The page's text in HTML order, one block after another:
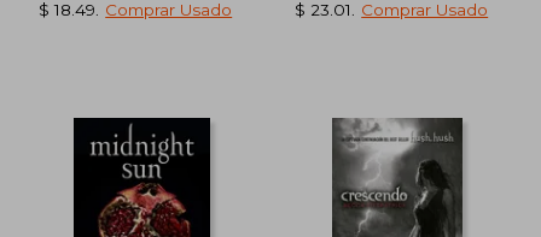
45% 40%
dcto.
$ 18.49 Comprar Usado $ 23.01 Comprar Usado